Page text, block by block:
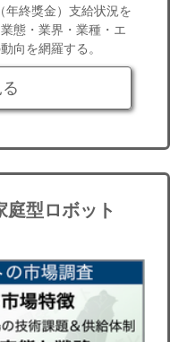
終獎金）支給状況を
態・業界・業種・エ
向を網羅する。
型ロボット